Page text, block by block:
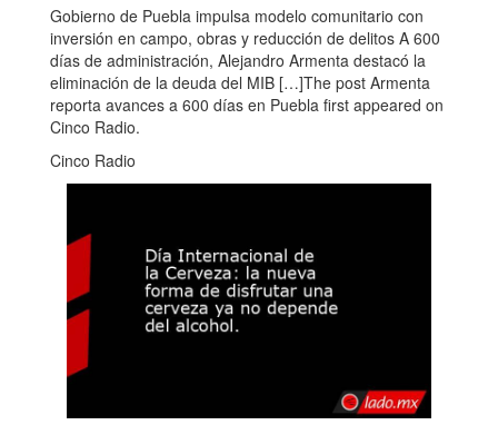
Gobierno de Puebla impulsa modelo comunitario con
inversión en campo, obras y reducción de delitos A 600
días de administración, Alejandro Armenta destacó la
eliminación de la deuda del MIB […]The post Armenta
reporta avances a 600 días en Puebla first appeared on
Cinco Radio.
Cinco Radio